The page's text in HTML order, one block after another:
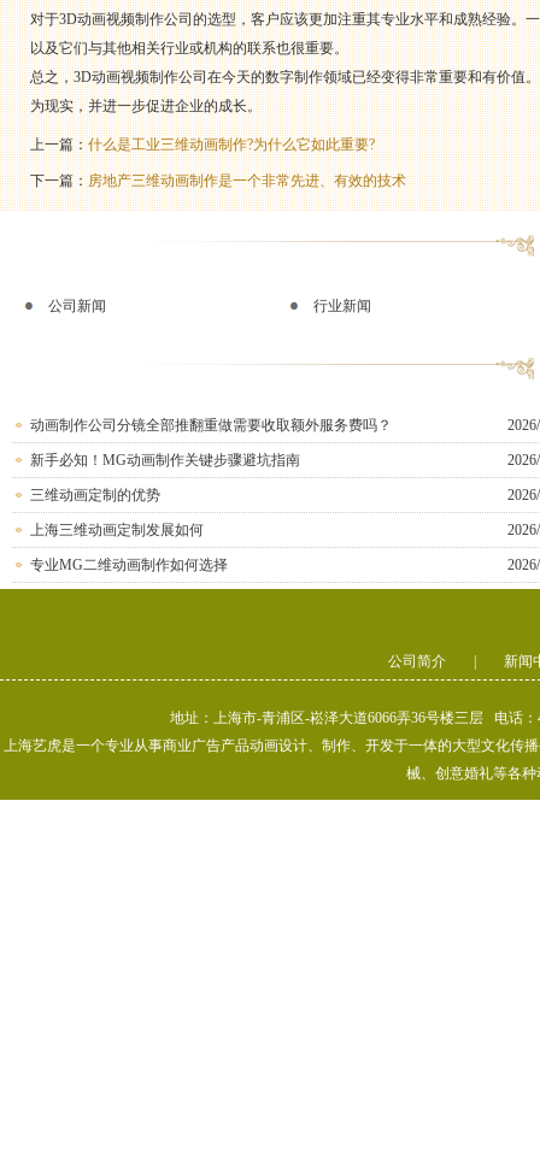
对于3D动画视频制作公司的选型，客户应该更加注重其专业水平和成熟经验
以及它们与其他相关行业或机构的联系也很重要。
总之，3D动画视频制作公司在今天的数字制作领域已经变得非常重要和有价
为现实，并进一步促进企业的成长。
上一篇：什么是工业三维动画制作?为什么它如此重要?
下一篇：房地产三维动画制作是一个非常先进、有效的技术
公司新闻 行业新闻
动画制作公司分镜全部推翻重做需要收取额外服务费吗？
新手必知！MG动画制作关键步骤避坑指南
三维动画定制的优势
上海三维动画定制发展如何
专业MG二维动画制作如何选择
公司简介 新闻
地址：上海市-青浦区-崧泽大道6066弄36号楼三层 电话
上海艺虎是一个专业从事商业广告产品动画设计、制作、开发于一体的大型文化传
械、创意婚礼等各